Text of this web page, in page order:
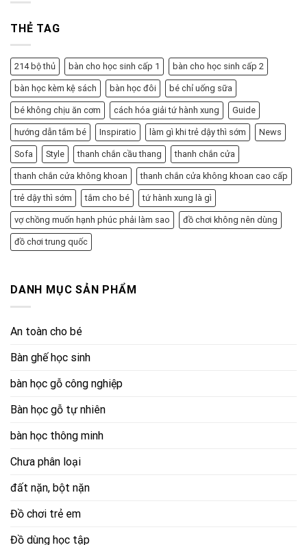
Z
THẺ TAG
214 bộ thủ bàn cho học sinh cấp 1 bàn cho học sinh cấp 2
bàn học kèm kệ sách bàn học đôi bé chỉ uống sữa
bé không chịu ăn cơm cách hóa giải tứ hành xung Guide
hướng dẫn tắm bé Inspiratio làm gì khi trẻ dậy thì sớm News
Sofa Style thanh chắn cầu thang thanh chắn cửa
thanh chắn cửa không khoan thanh chắn cửa không khoan cao cấp
trẻ dậy thì sớm tắm cho bé tứ hành xung là gì
vợ chồng muốn hạnh phúc phải làm sao đồ chơi không nên dùng
đồ chơi trung quốc
DANH MỤC SẢN PHẨM
An toàn cho bé
Bàn ghế học sinh
bàn học gỗ công nghiệp
Bàn học gỗ tự nhiên
bàn học thông minh
Chưa phân loại
đất nặn, bột nặn
Đồ chơi trẻ em
Đồ dùng học tập